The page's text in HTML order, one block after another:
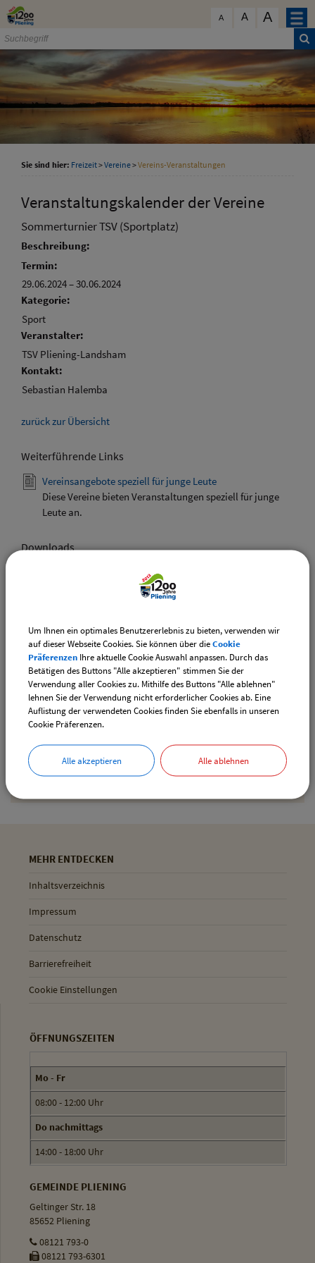
Zum Inhalt
A A A
Geltinger Str. 18
85652 Pliening
Sie sind hier: Freizeit>Vereine>Vereins-Veranstaltungen
Veranstaltungskalender der Vereine
Sommerturnier TSV (Sportplatz)
Beschreibung:
Termin:
29.06.2024–30.06.2024
Kategorie:
Sport
Veranstalter:
TSV Pliening-Landsham
Kontakt:
Sebastian Halemba
zurück zur Übersicht
Weiterführende Links
Vereinsangebote speziell für junge Leute
Diese Vereine bieten Veranstaltungen speziell für junge
Leute an.
Downloads
Den gewählten Termin als VCS-Kalenderdatei
downloaden
Drucken
MEHR ENTDECKEN
Inhaltsverzeichnis
Impressum
Datenschutz
Barrierefreiheit
Cookie Einstellungen
ÖFFNUNGSZEITEN
Mo - Fr
08:00 - 12:00 Uhr
Do nachmittags
14:00 - 18:00 Uhr
GEMEINDE PLIENING
Geltinger Str. 18
85652 Pliening
08121 793-0
08121 793-6301
Um Ihnen ein optimales Benutzererlebnis zu bieten, verwenden wir
auf dieser Webseite Cookies. Sie können über dieCookie
Präferenzen Ihre aktuelle Cookie Auswahl anpassen. Durch das
Betätigen des Buttons "Alle akzeptieren" stimmen Sie der
Verwendung aller Cookies zu. Mithilfe des Buttons "Alle ablehnen"
lehnen Sie der Verwendung nicht erforderlicher Cookies ab. Eine
Auflistung der verwendeten Cookies finden Sie ebenfalls in unseren
Cookie Präferenzen.
Alle akzeptieren Alle ablehnen
schließen